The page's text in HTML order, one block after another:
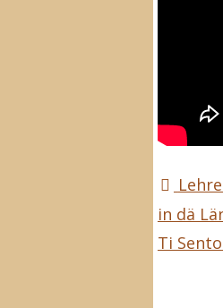
in dä
Ti Sento